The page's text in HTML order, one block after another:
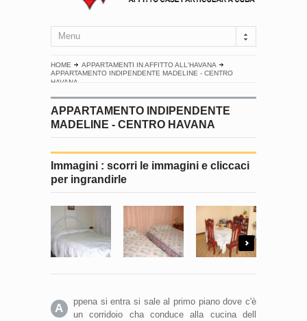
Menu
HOME
APPARTAMENTI IN AFFITTO ALL'HAVANA
APPARTAMENTO INDIPENDENTE MADELINE - CENTRO
HAVANA
APPARTAMENTO INDIPENDENTE
MADELINE - CENTRO HAVANA
Immagini : scorri le immagini e cliccaci
per ingrandirle
Next
A
ppena si entra si sale al primo piano dove c'è
un corridoio cha conduce alla cucina dell